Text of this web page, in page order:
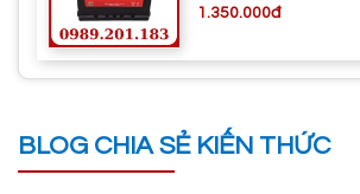
1.350.000đ
BLOG CHIA SẺ KIẾN THỨC